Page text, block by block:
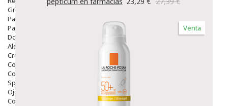
Gripe Y Resfriados
Para La Tos
Para Descongestionar La Nariz
Dolor De Garganta
Alergias Y Picaduras
Cremas
Comprimidos
Colirios
Sprays
Ojos Y Oidos
Congestión
Venta